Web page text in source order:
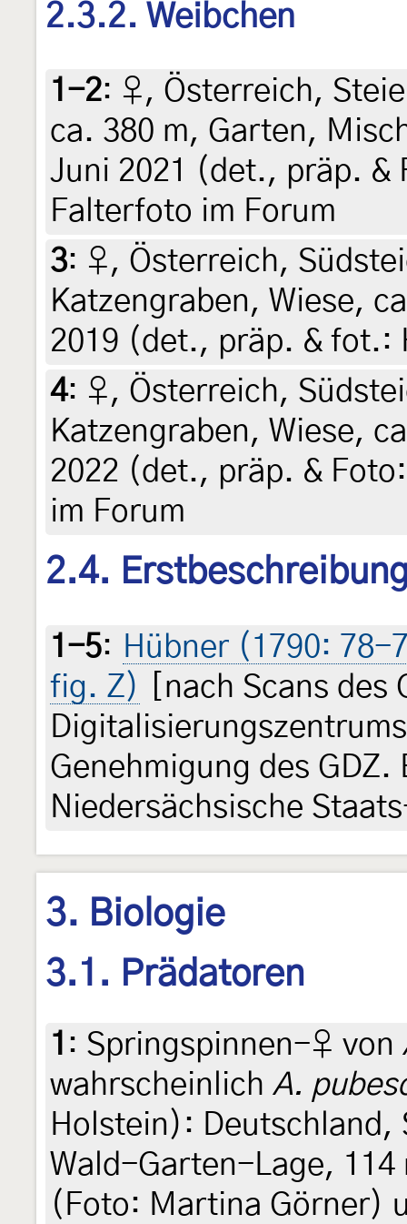
2.3.2. Weibchen
1-2: ♀, Österreich,
ca. 380 m, Garten,
Juni 2021 (det., präp. &
Falterfoto im Forum
3: ♀, Österreich,
Katzengraben, Wiese,
2019 (det., präp. & fot.:
4: ♀, Österreich,
Katzengraben, Wiese,
2022 (det., präp. &
im Forum
2.4.
1-5: Hübner (1790: 78-
fig. Z)
[nach Scans des
Genehmigung des
Niedersächsische
3. Biologie
3.1. Prädatoren
1 : Springspinnen-♀ von
wahrscheinlich A.
Holstein): Deutschland,
Wald-Garten-Lage, 114
(Foto: Martina Görner)